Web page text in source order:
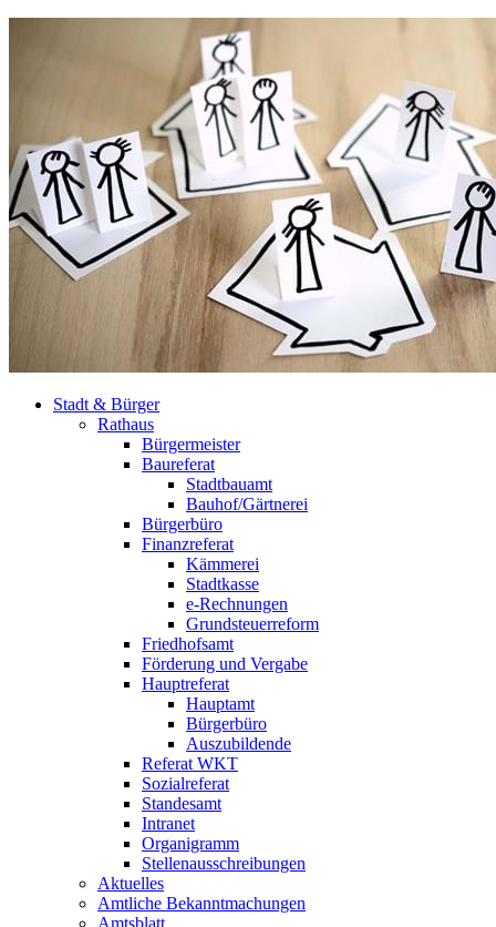
Stadt & Bürger
Rathaus
Bürgermeister
Baureferat
Stadtbauamt
Bauhof/Gärtnerei
Bürgerbüro
Finanzreferat
Kämmerei
Stadtkasse
e-Rechnungen
Grundsteuerreform
Friedhofsamt
Förderung und Vergabe
Hauptreferat
Hauptamt
Bürgerbüro
Auszubildende
Referat WKT
Sozialreferat
Standesamt
Intranet
Organigramm
Stellenausschreibungen
Aktuelles
Amtliche Bekanntmachungen
Amtsblatt